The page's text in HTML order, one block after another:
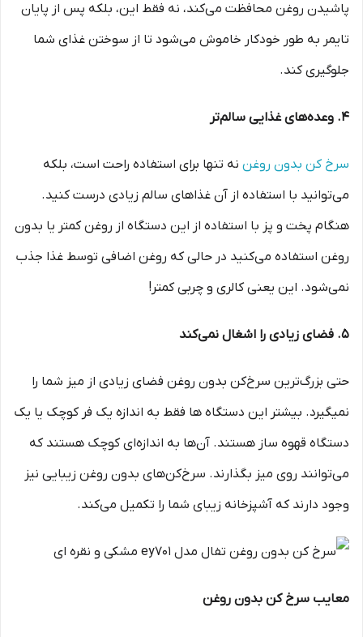
پاشیدن روغن محافظت می‌کند، نه فقط این، بلکه پس از پایان
تایمر به طور خودکار خاموش می‌شود تا از سوختن غذای شما
جلوگیری کند.
4. وعده‌های غذایی سالم‌تر
سرخ کن بدون روغن نه تنها برای استفاده راحت است، بلکه
می‌توانید با استفاده از آن غذاهای سالم زیادی درست کنید.
هنگام پخت و پز با استفاده از این دستگاه از روغن کمتر یا بدون
روغن استفاده می‌کنید در حالی که روغن اضافی توسط غذا جذب
نمی‌شود. این یعنی کالری و چربی کمتر!
5. فضای زیادی را اشغال نمی‌کند
حتی بزرگ‌ترین سرخ‌کن بدون روغن فضای زیادی از میز شما را
نمی­گیرد. بیشتر این دستگاه ها فقط به اندازه یک فر کوچک یا یک
دستگاه قهوه ساز هستند. آن‌ها به اندازه‌ای کوچک هستند که
می‌توانند روی میز بگذارند. سرخ‌کن‌های بدون روغن زیبایی نیز
وجود دارند که آشپزخانه زیبای شما را تکمیل می‌کند.
معایب سرخ کن بدون روغن